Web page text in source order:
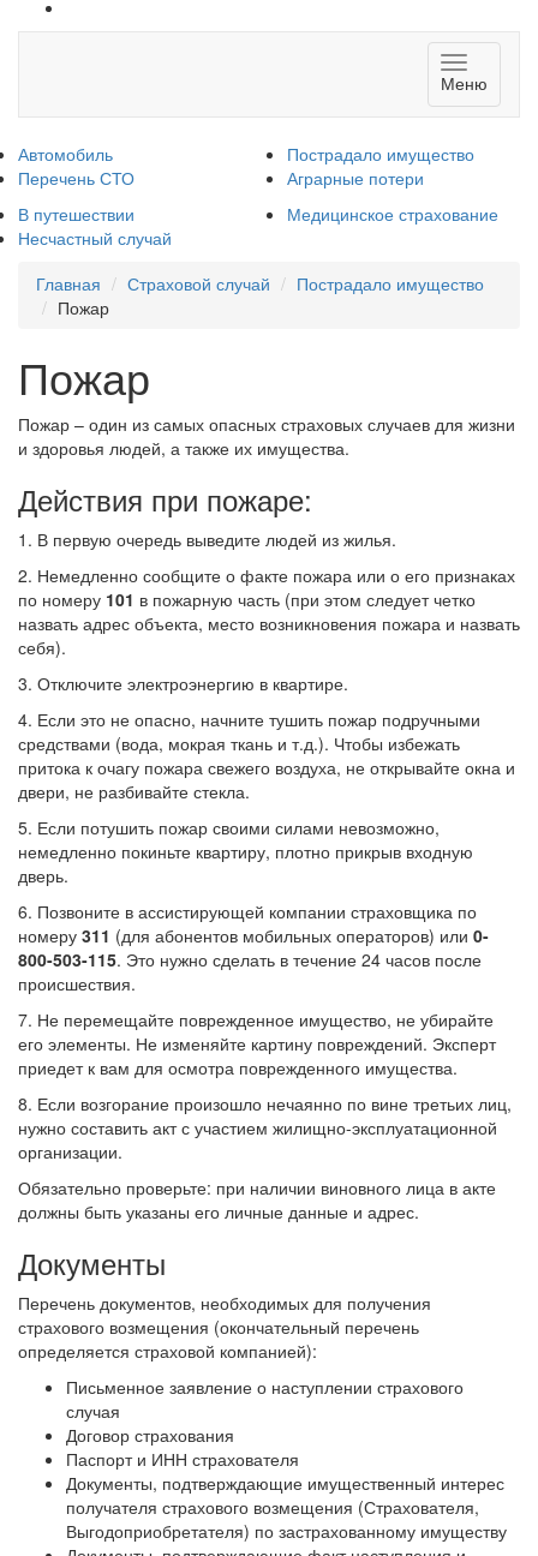
Toggle
Меню
Автомобиль
Перечень СТО
Пострадало имущество
Аграрные потери
В путешествии
Несчастный случай
Медицинское страхование
Главная Страховой случай
Пострадало имущество
Пожар
Пожар
Пожар – один из самых опасных страховых случаев для жизни
и здоровья людей, а также их имущества.
Действия при пожаре:
1. В первую очередь выведите людей из жилья.
2. Немедленно сообщите о факте пожара или о его признаках
по номеру 101 в пожарную часть (при этом следует четко
назвать адрес объекта, место возникновения пожара и назвать
себя).
3. Отключите электроэнергию в квартире.
4. Если это не опасно, начните тушить пожар подручными
средствами (вода, мокрая ткань и т.д.). Чтобы избежать
притока к очагу пожара свежего воздуха, не открывайте окна и
двери, не разбивайте стекла.
5. Если потушить пожар своими силами невозможно,
немедленно покиньте квартиру, плотно прикрыв входную
дверь.
6. Позвоните в ассистирующей компании страховщика по
номеру 311 (для абонентов мобильных операторов) или 0-
800-503-115. Это нужно сделать в течение 24 часов после
происшествия.
7. Не перемещайте поврежденное имущество, не убирайте
его элементы. Не изменяйте картину повреждений. Эксперт
приедет к вам для осмотра поврежденного имущества.
8. Если возгорание произошло нечаянно по вине третьих лиц,
нужно составить акт с участием жилищно-эксплуатационной
организации.
Обязательно проверьте: при наличии виновного лица в акте
должны быть указаны его личные данные и адрес.
Документы
Перечень документов, необходимых для получения
страхового возмещения (окончательный перечень
определяется страховой компанией):
Письменное заявление о наступлении страхового
случая
Договор страхования
Паспорт и ИНН страхователя
Документы, подтверждающие имущественный интерес
получателя страхового возмещения (Страхователя,
Выгодоприобретателя) по застрахованному имуществу